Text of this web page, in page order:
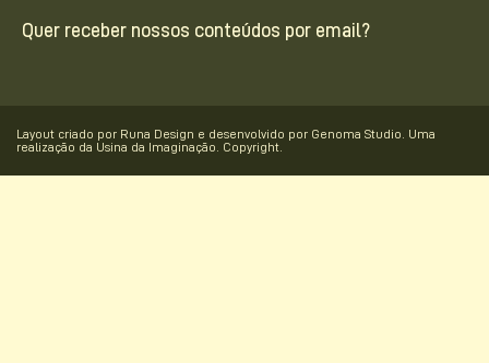
Quer receber nossos conteúdos por email?
Layout criado por Runa Design e desenvolvido por Genoma Studio. Uma
realização da Usina da Imaginação. Copyright.